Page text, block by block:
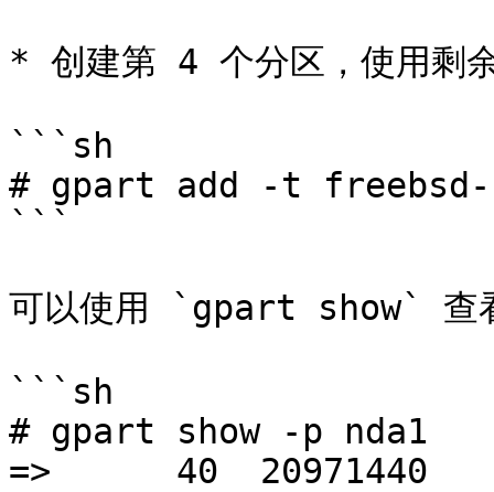
* 创建第 4 个分区，使用剩
```sh
# gpart add -t freebsd-
```
可以使用 `gpart show` 查
```sh
# gpart show -p nda1
=>      40  20971440